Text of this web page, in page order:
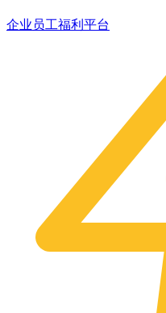
企业员工福利平台